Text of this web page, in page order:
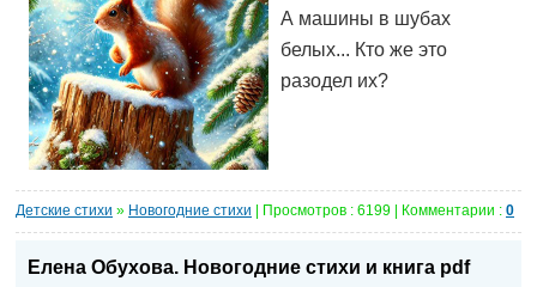
А машины в шубах
белых... Кто же это
разодел их?
Детские стихи » Новогодние стихи | Просмотров : 6199 | Комментарии : 0
Елена Обухова. Новогодние стихи и книга pdf